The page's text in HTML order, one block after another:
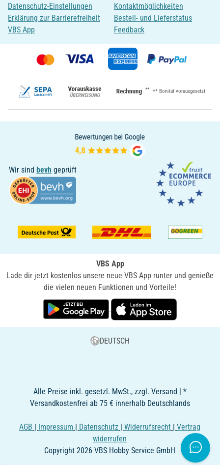
Datenschutz-Einstellungen
Erklärung zur Barrierefreiheit
VBS App
Kontaktmöglichkeiten
Bestell- und Lieferstatus
Feedback
** ** Bonität vorausgesetzt
Wir sind bevh geprüft
VBS App
Lade dir jetzt kostenlos unsere neue VBS App runter und genieße
die vielen neuen Funktionen und Vorteile!
DEUTSCH
Alle Preise inkl. gesetzl. MwSt., zzgl. Versand | *
Versandkostenfrei ab 75 € innerhalb Deutschlands
AGB | Impressum | Datenschutz |Widerrufsrecht |Vertrag
widerrufen
Copyright 2026 VBS Hobby Service GmbH